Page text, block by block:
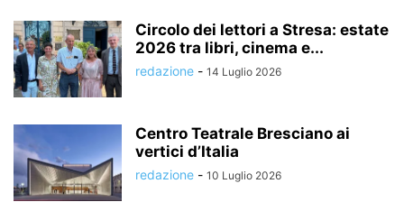
Circolo dei lettori a Stresa: estate
2026 tra libri, cinema e...
redazione - 14 Luglio 2026
Centro Teatrale Bresciano ai
vertici d’Italia
redazione - 10 Luglio 2026